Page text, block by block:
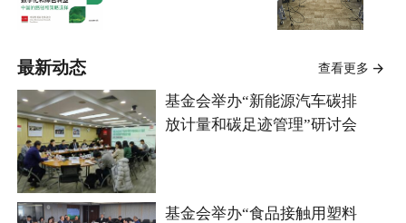
最新动态 查看更多
基金会举办“新能源汽车碳排
放计量和碳足迹管理”研讨会
基金会举办“食品接触用塑料